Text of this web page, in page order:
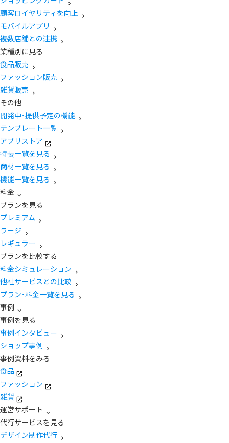
顧客ロイヤリティを向上
モバイルアプリ
複数店舗との連携
業種別に見る
食品販売
ファッション販売
雑貨販売
その他
開発中・提供予定の機能
テンプレート一覧
アプリストア
特長一覧を見る
商材一覧を見る
機能一覧を見る
料金
プランを見る
プレミアム
ラージ
レギュラー
プランを比較する
料金シミュレーション
他社サービスとの比較
プラン・料金一覧を見る
事例
事例を見る
事例インタビュー
ショップ事例
事例資料をみる
食品
ファッション
雑貨
運営サポート
代行サービスを見る
デザイン制作代行